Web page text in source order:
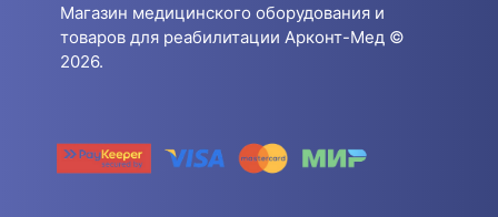
Магазин медицинского оборудования и
товаров для реабилитации Арконт-Мед ©
2026.